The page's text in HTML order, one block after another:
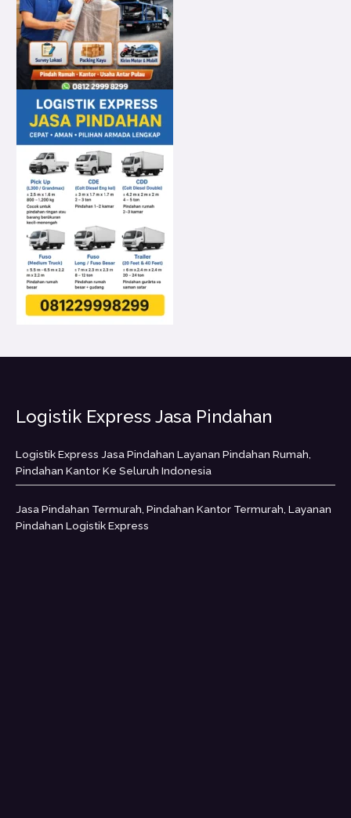
Logistik Express Jasa Pindahan
Logistik Express Jasa Pindahan Layanan Pindahan Rumah,
Pindahan Kantor Ke Seluruh Indonesia
Jasa Pindahan Termurah, Pindahan Kantor Termurah, Layanan
Pindahan Logistik Express